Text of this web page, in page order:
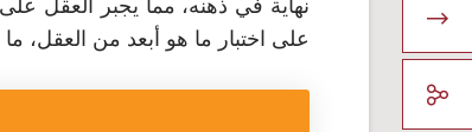
على اختبار ما هو أبعد من العقل،